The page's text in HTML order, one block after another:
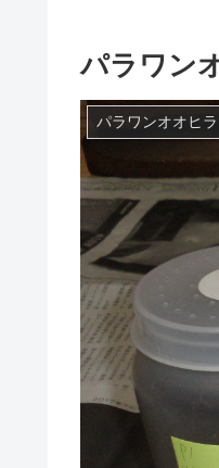
パラワン
パラワンオオヒラ